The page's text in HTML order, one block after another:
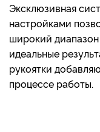
Эксклюзивная
настройками
широкий
идеальные
рукоятки
процессе работы.